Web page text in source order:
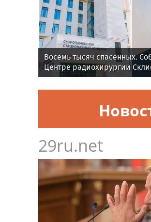
Восемь тысяч спасенных.
Центре радиохирургии
29ru.net